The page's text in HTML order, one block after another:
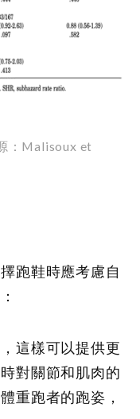
：Malisoux et
跑鞋時應考慮自
這樣可以提供更
對關節和肌肉的
重跑者的跑姿，